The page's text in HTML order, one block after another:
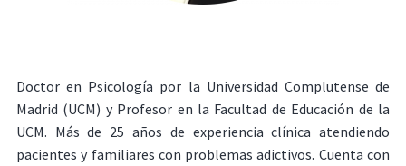
Doctor en Psicología por la Universidad Complutense de
Madrid (UCM) y Profesor en la Facultad de Educación de la
UCM. Más de 25 años de experiencia clínica atendiendo
pacientes y familiares con problemas adictivos. Cuenta con